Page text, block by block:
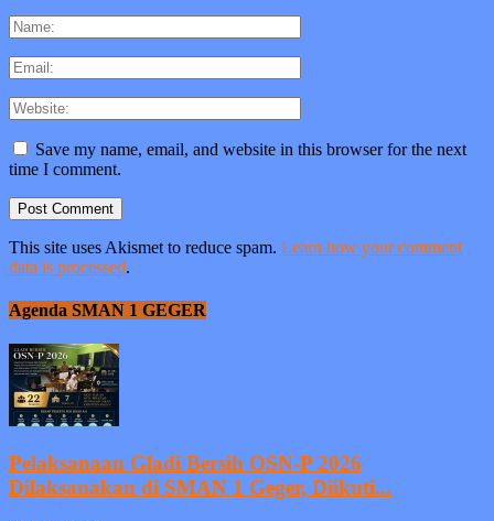
Save my name, email, and website in this browser for the next
time I comment.
This site uses Akismet to reduce spam. Learn how your comment
data is processed.
Agenda SMAN 1 GEGER
Pelaksanaan Gladi Bersih OSN-P 2026
Dilaksanakan di SMAN 1 Geger, Diikuti...